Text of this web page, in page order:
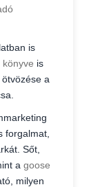
is
könyve is
a
forgalmat,
Sőt,
a goose
milyen